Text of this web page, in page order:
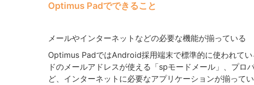
Optimus Padでできること
メールやインターネットなどの必要な機能が揃っている
Optimus PadではAndroid採用端末で標準的に使われて
ドのメールアドレスが使える「spモードメール」、プロ
ど、インターネットに必要なアプリケーションが揃って